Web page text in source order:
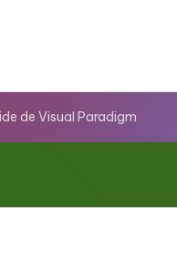
de Visual Paradigm